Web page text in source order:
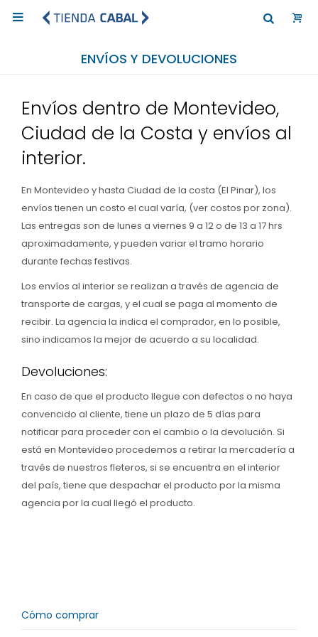

ENVÍOS Y DEVOLUCIONES
Envíos dentro de Montevideo,
Ciudad de la Costa y envíos al
interior.
En Montevideo y hasta Ciudad de la costa (El Pinar), los
envíos tienen un costo el cual varía, (ver costos por zona).
Las entregas son de lunes a viernes 9 a 12 o de 13 a 17 hrs
aproximadamente, y pueden variar el tramo horario
durante fechas festivas.
Los envíos al interior se realizan a través de agencia de
transporte de cargas, y el cual se paga al momento de
recibir. La agencia la indica el comprador, en lo posible,
sino indicamos la mejor de acuerdo a su localidad.
Devoluciones:
En caso de que el producto llegue con defectos o no haya
convencido al cliente, tiene un plazo de 5 días para
notificar para proceder con el cambio o la devolución. Si
está en Montevideo procedemos a retirar la mercadería a
través de nuestros fleteros, si se encuentra en el interior
del país, tiene que despachar el producto por la misma
agencia por la cual llegó el producto.
Cómo comprar